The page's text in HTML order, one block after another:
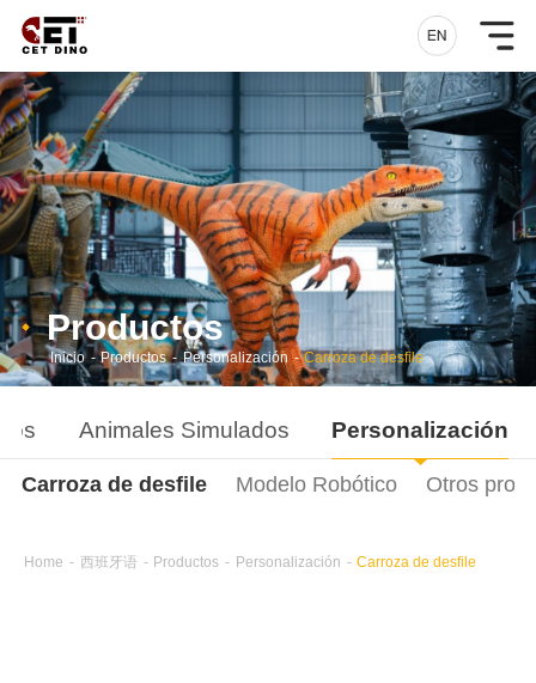
Productos
Inicio - Productos - Personalización - Carroza de desfile
Animales Simulados Personalización
Carroza de desfile Modelo Robótico Otros
Home - 西班牙语 - Productos - Personalización - Carroza de desfile